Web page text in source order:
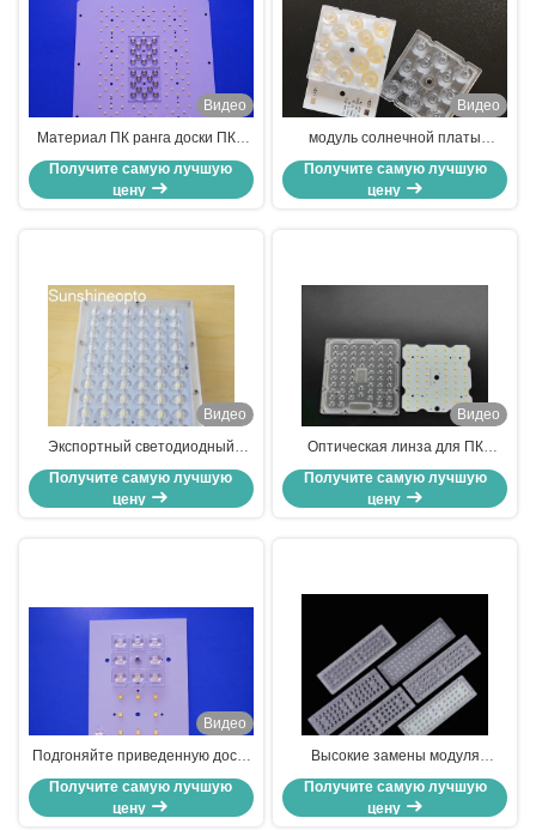
Видео
Материал ПК ранга доски ПКБ
алюминия 144 СИД оптически
для высокого света залива
Получите самую лучшую
цену
Видео
модуль солнечной платы
3030СМД ПКБ света сада 7В
6С2П подгонянный доской
Получите самую лучшую
цену
Видео
Экспортный светодиодный
модуль мощностью 60 Вт с
линзой 200x150 мм и 6-
параллельной печатной платой
Получите самую лучшую
цену
Видео
Оптическая линза для ПК
130x130 мм и светодиодная
печатная плата SMD 3030 для
светодиодного модуля
Получите самую лучшую
цену
Видео
Подгоняйте приведенную доску
ПКБ освещающ СИД модуля 16
в одном КР СПГ3 СТЭ ОН с
соединителем
Получите самую лучшую
цену
Высокие замены модуля
уличного света СИД пути/СИД
светлые для приспособлений
освещения следа
Получите самую лучшую
цену